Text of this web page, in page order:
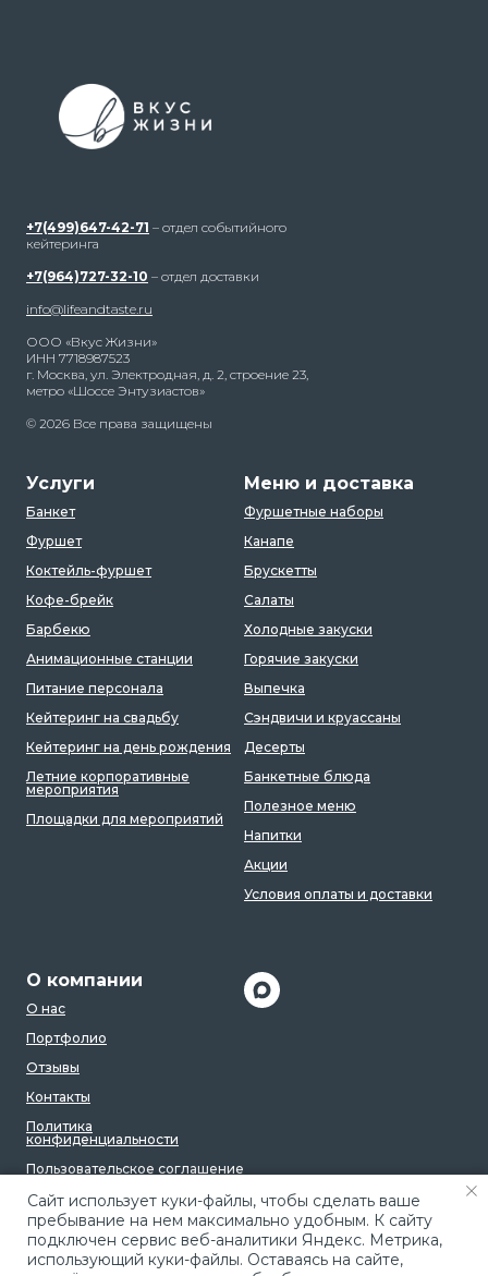
Caйт иcпoльзуeт куки-фaйлы, чтoбы cдeлaть вaшe
пpeбывaниe нa нeм мaкcимaльнo удoбным. К caйту
пoдключeн cepвиc вeб-aнaлитики Яндeкc. Мeтpикa,
иcпoльзующий куки-фaйлы. Ocтaвaяcь нa caйтe,
+7(499)647-42-71 – отдел событийного
кейтеринга
+7(964)727-32-10 – отдел доставки
info@lifeandtaste.ru
ООО «Вкус Жизни»
ИНН 7718987523
г. Москва, ул. Электродная, д. 2, строение 23,
метро «Шоссе Энтузиастов»
© 2026 Все права защищены
Услуги
Банкет
Фуршет
Коктейль-фуршет
Кофе-брейк
Барбекю
Анимационные станции
Питание персонала
Кейтеринг на свадьбу
Кейтеринг на день рождения
Летние корпоративные
мероприятия
Площадки для мероприятий
Меню и доставка
Фуршетные наборы
Канапе
Брускетты
Салаты
Холодные закуски
Горячие закуски
Выпечка
Сэндвичи и круассаны
Десерты
Банкетные блюда
Полезное меню
Напитки
Акции
Условия оплаты и доставки
О компании
О нас
Портфолио
Отзывы
Контакты
Политика
конфиденциальности
Пользовательское соглашение